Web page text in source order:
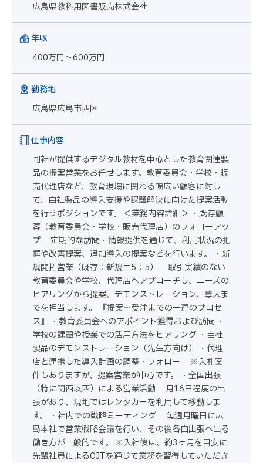
広島県教科用図書販売株式会社
年収
400万円～600万円
勤務地
広島県広島市西区
仕事内容
同社が提供するデジタル教材を中心とした教育関連製
品の提案営業をお任せします。教育委員会・学校・販
売代理店など、教育現場に関わる幅広い顧客に対し
て、自社製品の導入支援や課題解決に向けた提案活動
を行うポジションです。 ＜業務内容詳細＞ ・既存顧
客（教育委員会・学校・販売代理店）のフォローアッ
プ 定期的な訪問・情報提供を通じて、利用状況の把
握や改善提案、追加導入の提案などを行います。 ・新
規開拓営業（既存：新規＝5：5） 取引実績のない
教育委員会や学校、代理店へアプローチし、ニーズの
ヒアリングから提案、デモンストレーション、導入ま
でを担当します。 『提案〜受注までの一連のプロセ
ス』 ・教育委員会へのアポイント獲得および訪問 ・
学校の課題や授業での活用方法をヒアリング ・自社
製品のデモンストレーション（先生方向け） ・代理
店と連携した導入計画の調整・フォロー ※入札案
件もありますが、提案営業が中心です。 ・全国出張
（特に関西以西）による営業活動 月16日程度の出
張があり、現地ではレンタカーを利用して移動しま
す。 ・社内での戦略ミーティング 毎週月曜日に広
島本社で営業戦略会議を行い、その後各自出張へ出る
働き方が一般的です。 ※入社後は、約3ヶ月を目安に
先輩社員によるOJTを通じて業務を習得していただき